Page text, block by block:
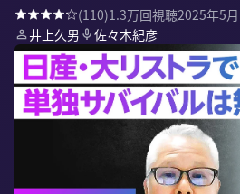
(110)1.3万回視聴2025年5
井上久男
佐々木紀彦